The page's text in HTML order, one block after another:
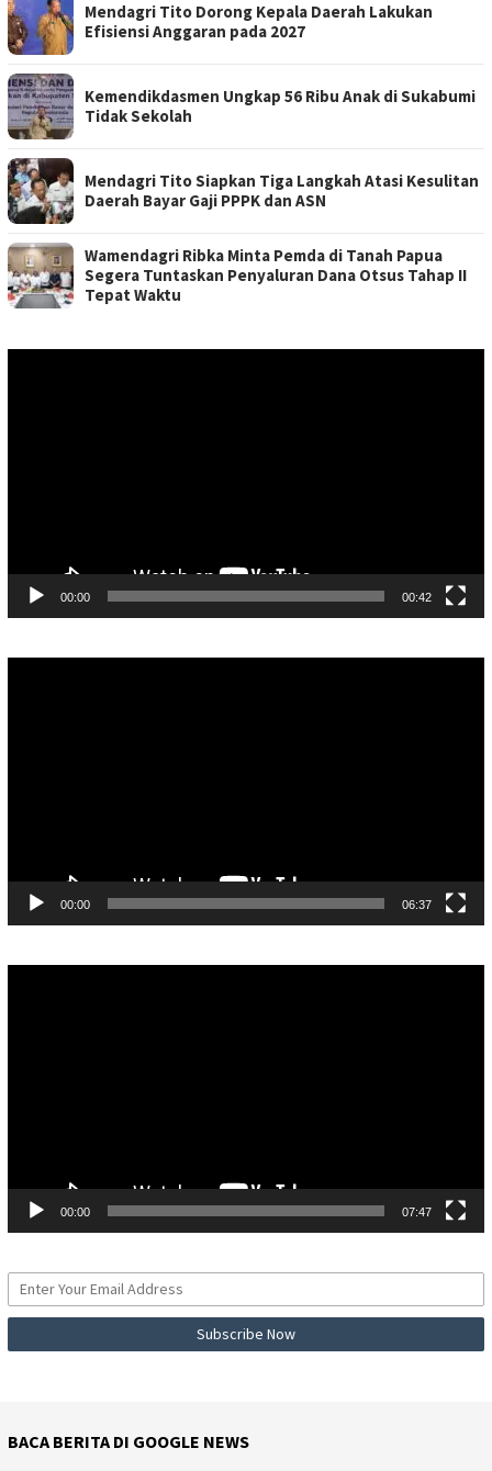
Mendagri Tito Dorong Kepala Daerah Lakukan
Efisiensi Anggaran pada 2027
Kemendikdasmen Ungkap 56 Ribu Anak di Sukabumi
Tidak Sekolah
Mendagri Tito Siapkan Tiga Langkah Atasi Kesulitan
Daerah Bayar Gaji PPPK dan ASN
Wamendagri Ribka Minta Pemda di Tanah Papua
Segera Tuntaskan Penyaluran Dana Otsus Tahap II
Tepat Waktu
00:00 00:42
00:00 06:37
00:00 07:47
BACA BERITA DI GOOGLE NEWS